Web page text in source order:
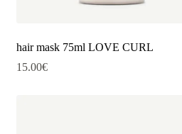
hair mask 75ml LOVE CURL
15.00€